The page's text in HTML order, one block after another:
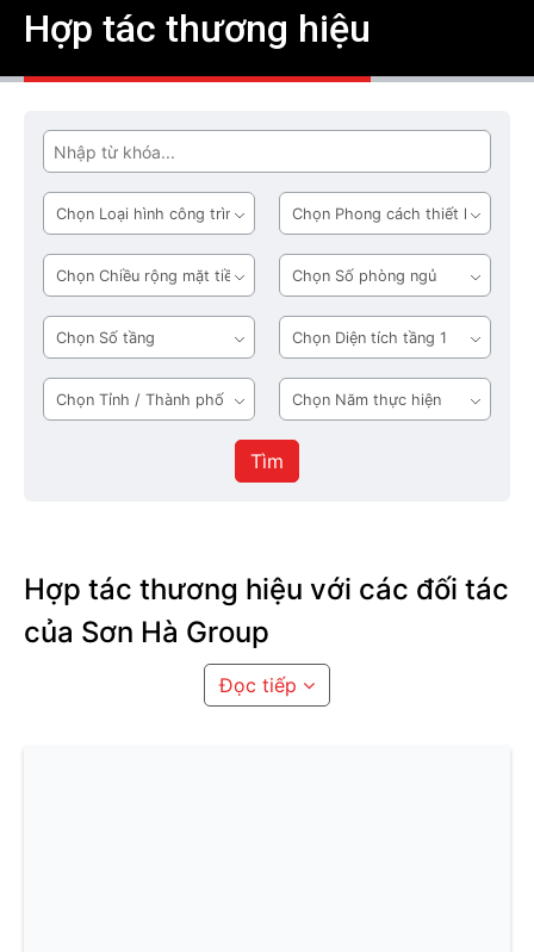
Hợp tác thương hiệu
Tìm
Loại
hình
công
trình
Phong
cách
thiết
kế
Chiều
rộng
mặt
tiền
Số
phòng
ngủ
Số
tầng
Diện
tích
tầng
1
Tỉnh
/
Năm
thực
hiện
Tìm
Hợp tác thương hiệu với các đối tác
của Sơn Hà Group
Đọc tiếp